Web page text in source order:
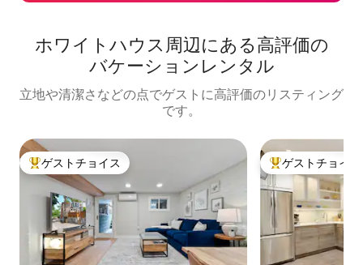
ホワイトハウス⁠周⁠辺⁠に⁠あ⁠る高⁠評⁠価⁠の
バ⁠ケ⁠ー⁠シ⁠ョ⁠ン⁠レ⁠ン⁠タ⁠ル
立地や清潔さなどの点でゲストに高評価のリスティング
です。
大好評のゲストチョイスです。
ゲストチョイス 大好評のゲスト
ゲストチョイス